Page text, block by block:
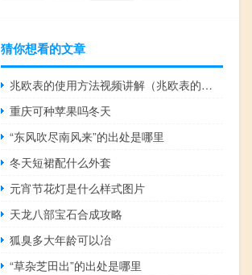
猜你想看的文章
兆欧表的使用方法视频讲解（兆欧表的使用方法视频）
重庆可种苹果吗冬天
“东风吹尽南风来”的出处是哪里
冬天短裙配什么外套
元宵节花灯是什么样式图片
天龙八部宝石合成攻略
狐臭多大年龄可以冶
“草杂芝田出”的出处是哪里